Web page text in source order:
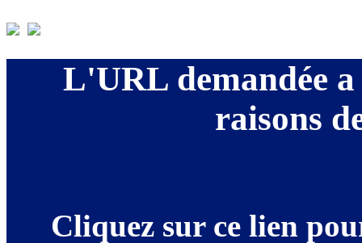
L'URL demandée a
raisons
Cliquez sur ce lien